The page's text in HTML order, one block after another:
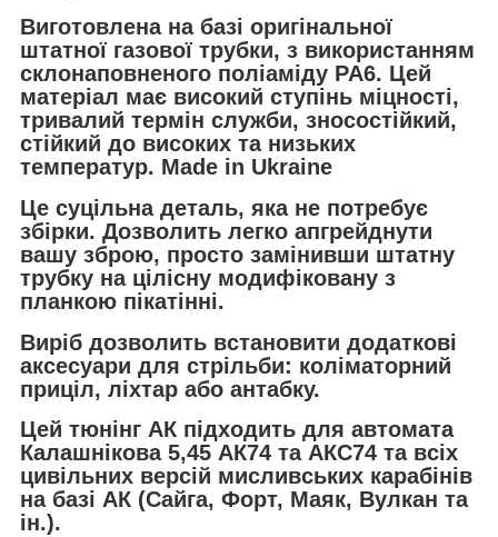
Виготовлена ​​на базі оригінальної
штатної газової трубки, з використанням
склонаповненого поліаміду PA6. Цей
матеріал має високий ступінь міцності,
тривалий термін служби, зносостійкий,
стійкий до високих та низьких
температур. Made in Ukraine
Це суцільна деталь, яка не потребує
збірки. Дозволить легко апгрейднути
вашу зброю, просто замінивши штатну
трубку на цілісну модифіковану з
планкою пікатінні.
Виріб дозволить встановити додаткові
аксесуари для стрільби: коліматорний
приціл, ліхтар або антабку.
Цей тюнінг АК підходить для автомата
Калашнікова 5,45 АК74 та АКС74 та всіх
цивільних версій мисливських карабінів
на базі АК (Сайга, Форт, Маяк, Вулкан та
ін.).